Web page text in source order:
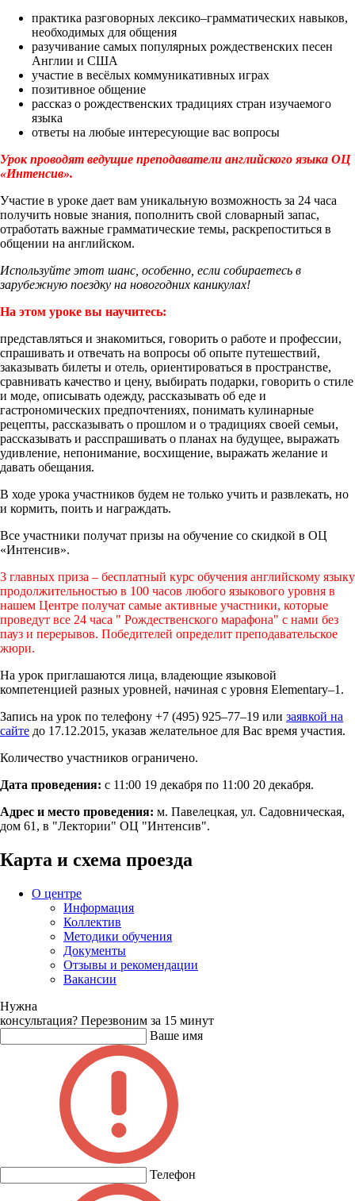
практика разговорных лексико–грамматических навыков,
необходимых для общения
разучивание самых популярных рождественских песен
Англии и США
участие в весёлых коммуникативных играх
позитивное общение
рассказ о рождественских традициях стран изучаемого
языка
ответы на любые интересующие вас вопросы
Урок проводят ведущие преподаватели английского языка ОЦ
«Интенсив».
Участие в уроке дает вам уникальную возможность за 24 часа
получить новые знания, пополнить свой словарный запас,
отработать важные грамматические темы, раскрепоститься в
общении на английском.
Используйте этот шанс, особенно, если собираетесь в
зарубежную поездку на новогодних каникулах!
На этом уроке вы научитесь:
представляться и знакомиться, говорить о работе и профессии,
спрашивать и отвечать на вопросы об опыте путешествий,
заказывать билеты и отель, ориентироваться в пространстве,
сравнивать качество и цену, выбирать подарки, говорить о стиле
и моде, описывать одежду, рассказывать об еде и
гастрономических предпочтениях, понимать кулинарные
рецепты, рассказывать о прошлом и о традициях своей семьи,
рассказывать и расспрашивать о планах на будущее, выражать
удивление, непонимание, восхищение, выражать желание и
давать обещания.
В ходе урока участников будем не только учить и развлекать, но
и кормить, поить и награждать.
Все участники получат призы на обучение со скидкой в ОЦ
«Интенсив».
3 главных приза – бесплатный курс обучения английскому языку
продолжительностью в 100 часов любого языкового уровня в
нашем Центре получат самые активные участники, которые
проведут все 24 часа " Рождественского марафона" с нами без
пауз и перерывов. Победителей определит преподавательское
жюри.
На урок приглашаются лица, владеющие языковой
компетенцией разных уровней, начиная с уровня Elementary–1.
Запись на урок по телефону +7 (495) 925–77–19 или заявкой на
сайте до 17.12.2015, указав желательное для Вас время участия.
Количество участников ограничено.
Дата проведения: с 11:00 19 декабря по 11:00 20 декабря.
Адрес и место проведения: м. Павелецкая, ул. Садовническая,
дом 61, в "Лектории" ОЦ "Интенсив".
Карта и схема проезда
О центре
Информация
Коллектив
Методики обучения
Документы
Отзывы и рекомендации
Вакансии
Нужна
консультация? Перезвоним за 15 минут
Ваше имя
Телефон